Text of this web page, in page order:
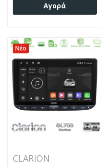
Αγορά
Νέο
CLARION